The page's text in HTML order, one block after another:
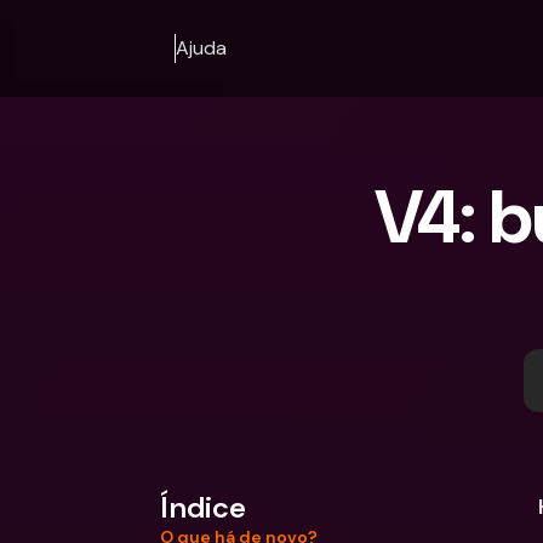
Ajuda
V4:
Índice
O que há de novo?